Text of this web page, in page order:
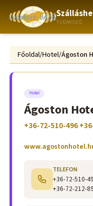
TUDAKOZÓ
Főoldal/Hotel/Ágoston
Hotel
Ágoston
+36-72-510-496
TELEFON
+36-72-510-
+36-72-212-